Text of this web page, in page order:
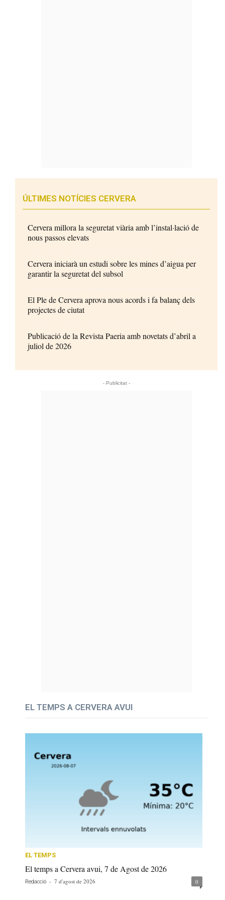
ÚLTIMES NOTÍCIES CERVERA
Cervera millora la seguretat viària amb l’instal·lació de
nous passos elevats
Cervera iniciarà un estudi sobre les mines d’aigua per
garantir la seguretat del subsol
El Ple de Cervera aprova nous acords i fa balanç dels
projectes de ciutat
Publicació de la Revista Paeria amb novetats d’abril a
juliol de 2026
- Publicitat -
EL TEMPS A CERVERA AVUI
EL TEMPS
El temps a Cervera avui, 7 de Agost de 2026
Redacció - 7 d'agost de 2026 0